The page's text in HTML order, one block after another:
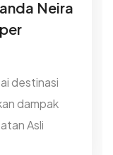
Neira
destinasi
dampak
Asli